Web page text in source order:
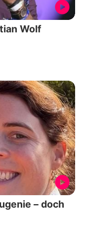
Wolf
– doch